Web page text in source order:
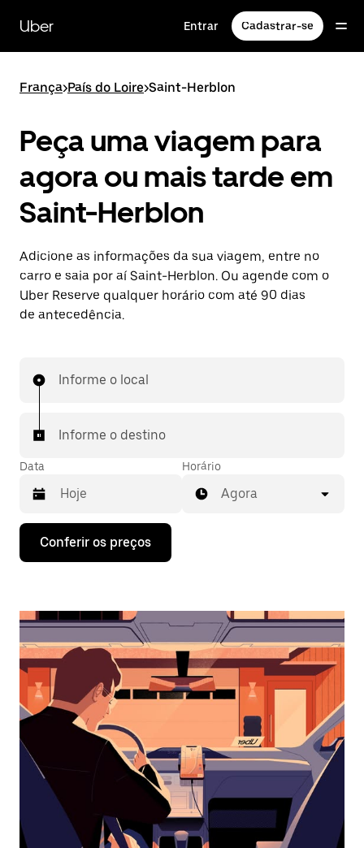
para
conteúdo
Uber Entrar Cadastrar-se
França>País do Loire>Saint-Herblon
Peça uma viagem para
agora ou mais tarde em
Saint-Herblon
Adicione as informações da sua viagem, entre no
carro e saia por aí Saint-Herblon. Ou agende com o
Uber Reserve qualquer horário com até 90 dias
de antecedência.
Informe o local
Informe o destino
Data
Pressione
seta
interagir
o
calendário
selecionar
uma
data.
Pressione
a
tecla
“ESC”
o
calendário.
Horário
Agora
Conferir os preços